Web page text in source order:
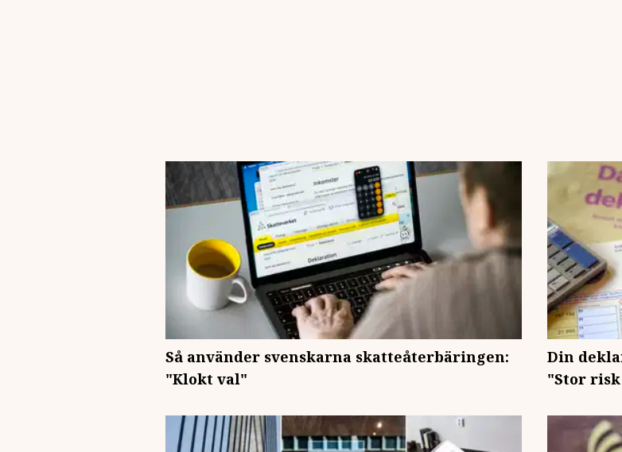
Så använder svenskarna skatteåterbäringen:
"Klokt val"
Din
"Stor